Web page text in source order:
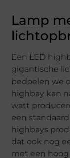
Lamp
Een LED
gigantische
bedoelen we
highbay kan
watt
een
highbays
dat ook nog
met een hoog